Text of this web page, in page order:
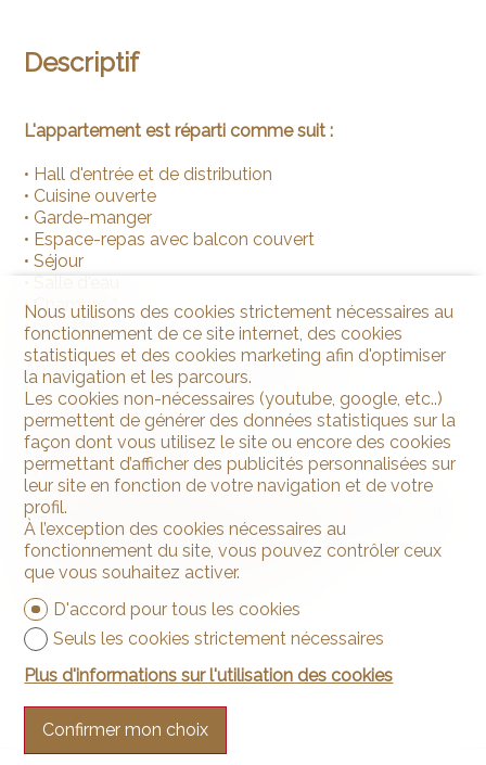
Descriptif
L'appartement est réparti comme suit :
• Hall d'entrée et de distribution
• Cuisine ouverte
• Garde-manger
• Espace-repas avec balcon couvert
• Séjour
• Salle d'eau
• Chambre 1
• Chambre 2
Au sous-sol (rez-de-chaussée inférieur) :
• Cave privative
• Buanderie commune
• Local de rangement (vélos) commun
• Chaufferie (chaudière à gaz)
Au sud de l'immeuble, les copropriétaires bénéficient
d'aménagements extérieurs tels que :
• Terrasse commune (semi-couverte)
• Piste de pétanque commune
Nous utilisons des cookies strictement nécessaires au
fonctionnement de ce site internet, des cookies
statistiques et des cookies marketing afin d'optimiser
la navigation et les parcours.
Les cookies non-nécessaires (youtube, google, etc..)
permettent de générer des données statistiques sur la
façon dont vous utilisez le site ou encore des cookies
permettant d’afficher des publicités personnalisées sur
leur site en fonction de votre navigation et de votre
profil.
À l’exception des cookies nécessaires au
fonctionnement du site, vous pouvez contrôler ceux
que vous souhaitez activer.
D'accord pour tous les cookies
Seuls les cookies strictement nécessaires
Plus d'informations sur l'utilisation des cookies
Confirmer mon choix